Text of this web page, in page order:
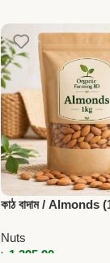
কাঠ বাদাম / Almonds
Nuts
৳ 1,395.90